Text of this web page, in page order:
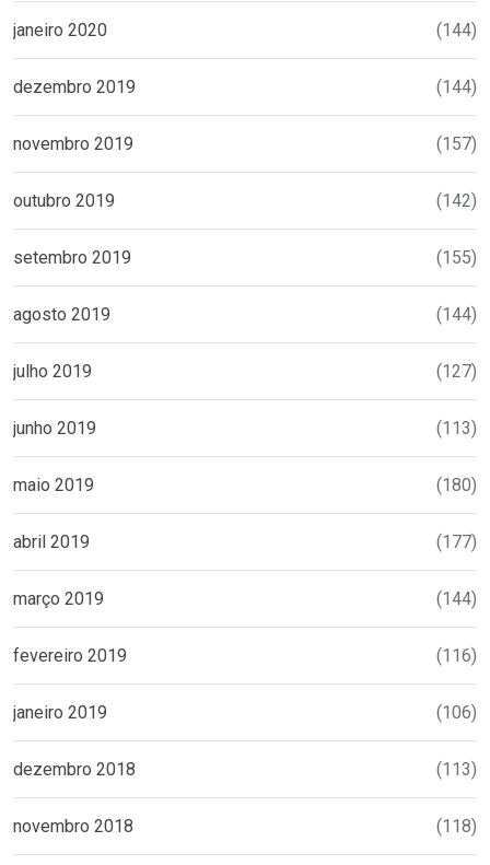
janeiro 2020 (144)
dezembro 2019 (144)
novembro 2019 (157)
outubro 2019 (142)
setembro 2019 (155)
agosto 2019 (144)
julho 2019 (127)
junho 2019 (113)
maio 2019 (180)
abril 2019 (177)
março 2019 (144)
fevereiro 2019 (116)
janeiro 2019 (106)
dezembro 2018 (113)
novembro 2018 (118)